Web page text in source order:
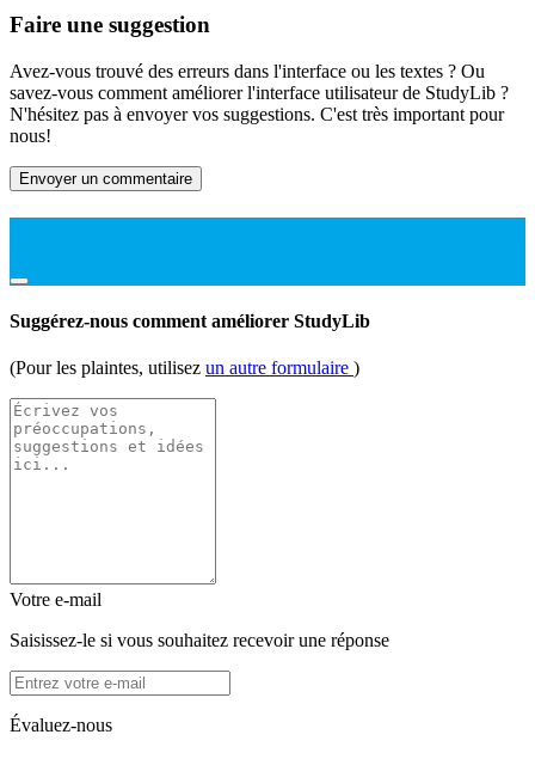
Faire une suggestion
Avez-vous trouvé des erreurs dans l'interface ou les textes ? Ou
savez-vous comment améliorer l'interface utilisateur de StudyLib ?
N'hésitez pas à envoyer vos suggestions. C'est très important pour
nous!
Envoyer un commentaire
Suggérez-nous comment améliorer StudyLib
(Pour les plaintes, utilisez un autre formulaire )
Votre e-mail
Saisissez-le si vous souhaitez recevoir une réponse
Évaluez-nous